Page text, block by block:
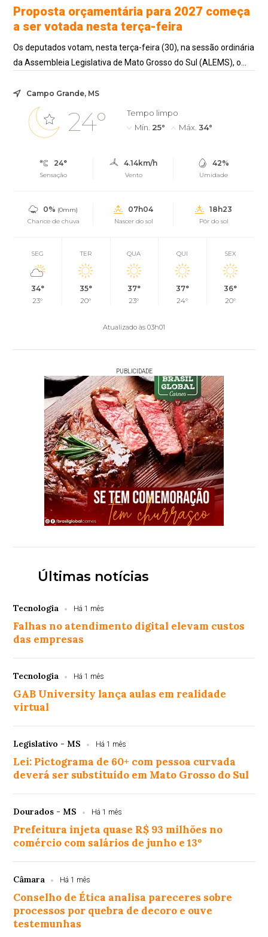
Proposta orçamentária para 2027 começa
a ser votada nesta terça-feira
Os deputados votam, nesta terça-feira (30), na sessão ordinária
da Assembleia Legislativa de Mato Grosso do Sul (ALEMS), o
Campo Grande, MS
24°
Tempo limpo
Mín. 25° Máx. 34°
24°
Sensação
4.14km/h
Vento
42%
Umidade
0% (0mm)
Chance de chuva
07h04
Nascer do sol
18h23
Pôr do sol
SEG
34°
23°
TER
35°
20°
QUA
37°
23°
QUI
37°
24°
SEX
36°
20°
Atualizado às 03h01
PUBLICIDADE
Últimas notícias
Tecnologia Há 1 mês
Falhas no atendimento digital elevam custos
das empresas
Tecnologia Há 1 mês
GAB University lança aulas em realidade
virtual
Legislativo - MS Há 1 mês
Lei: Pictograma de 60+ com pessoa curvada
deverá ser substituído em Mato Grosso do Sul
Dourados - MS Há 1 mês
Prefeitura injeta quase R$ 93 milhões no
comércio com salários de junho e 13º
Câmara Há 1 mês
Conselho de Ética analisa pareceres sobre
processos por quebra de decoro e ouve
testemunhas